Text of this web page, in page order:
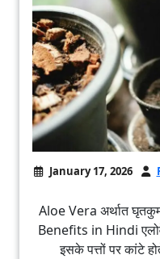
January 17, 2026
Aloe Vera अर्थात
Benefits in Hindi
इसके पत्तों पर कांटे